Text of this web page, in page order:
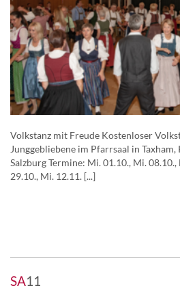
Volkstanz mit Freude Kostenloser
Junggebliebene im Pfarrsaal in
Salzburg Termine: Mi. 01.10., Mi.
29.10., Mi. 12.11. [...]
SA11